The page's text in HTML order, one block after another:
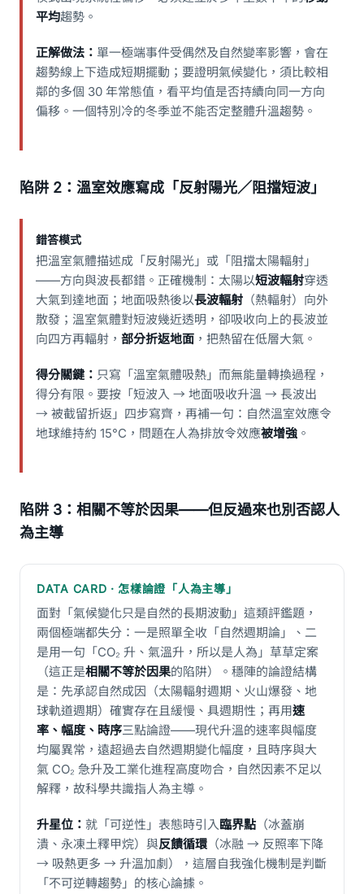
平均趨勢。
正解做法： 單一極端事件受偶然及自然變率影響，會在
趨勢線上下造成短期擺動；要證明氣候變化，須比較相
鄰的多個 30 年常態值，看平均值是否持續向同一方向
偏移。一個特別冷的冬季並不能否定整體升溫趨勢。
陷阱 2：溫室效應寫成「反射陽光／阻擋短波」
錯答模式
把溫室氣體描述成「反射陽光」或「阻擋太陽輻射」
——方向與波長都錯。正確機制：太陽以短波輻射穿透
大氣到達地面；地面吸熱後以長波輻射 （熱輻射）向外
散發；溫室氣體對短波幾近透明，卻吸收向上的長波並
向四方再輻射， 部分折返地面 ，把熱留在低層大氣。
得分關鍵： 只寫「溫室氣體吸熱」而無能量轉換過程，
得分有限。要按「短波入 → 地面吸收升溫 → 長波出
→ 被截留折返」四步寫齊，再補一句：自然溫室效應令
地球維持約 15°C，問題在人為排放令效應被增強 。
陷阱 3：相關不等於因果——但反過來也別否認人
為主導
DATA CARD · 怎樣論證「人為主導」
面對「氣候變化只是自然的長期波動」這類評鑑題，
兩個極端都失分：一是照單全收「自然週期論」、二
是用一句「CO₂ 升、氣溫升，所以是人為」草草定案
（這正是相關不等於因果的陷阱）。穩陣的論證結構
是：先承認自然成因（太陽輻射週期、火山爆發、地
球軌道週期）確實存在且緩慢、具週期性；再用速
率、幅度、時序三點論證——現代升溫的速率與幅度
均屬異常，遠超過去自然週期變化幅度，且時序與大
氣 CO₂ 急升及工業化進程高度吻合，自然因素不足以
解釋，故科學共識指人為主導。
升星位： 就「可逆性」表態時引入臨界點 （冰蓋崩
潰、永凍土釋甲烷）與反饋循環 （冰融 → 反照率下降
→ 吸熱更多 → 升溫加劇），這層自我強化機制是判斷
「不可逆轉趨勢」的核心論據。